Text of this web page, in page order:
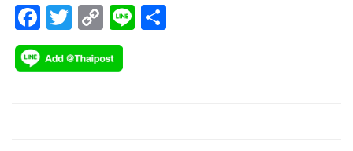
F
ac
e
T
wi
tt
C
o
p
Li